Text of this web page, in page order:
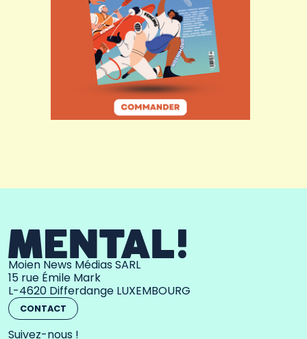
Moien News Médias SARL
15 rue Émile Mark
L-4620 Differdange LUXEMBOURG
CONTACT
Suivez-nous !